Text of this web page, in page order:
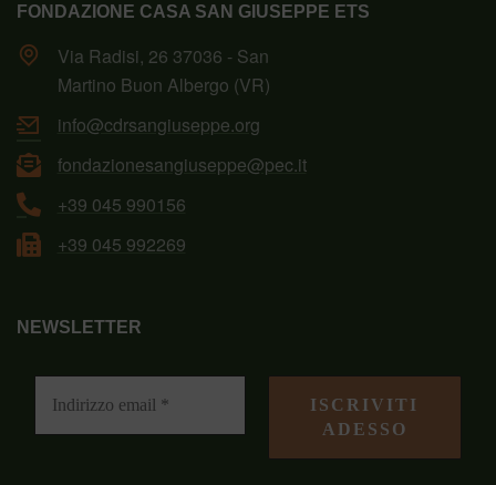
FONDAZIONE CASA SAN GIUSEPPE ETS
Via Radisi, 26 37036 - San
Martino Buon Albergo (VR)
info@cdrsangiuseppe.org
fondazionesangiuseppe@pec.it
+39 045 990156
+39 045 992269
NEWSLETTER